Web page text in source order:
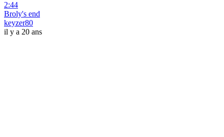
2:44
Broly's end
keyzer80
il y a 20 ans